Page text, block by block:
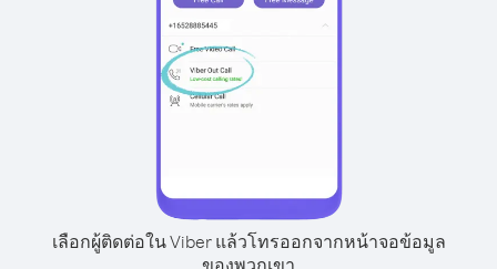
เลือกผู้ติดต่อใน Viber แล้วโทรออกจากหน้าจอข้อมูล
ของพวกเขา